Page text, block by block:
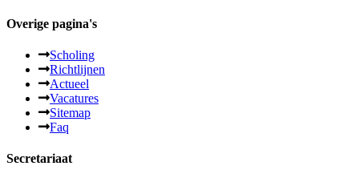
Overige pagina's
Scholing
Richtlijnen
Actueel
Vacatures
Sitemap
Faq
Secretariaat